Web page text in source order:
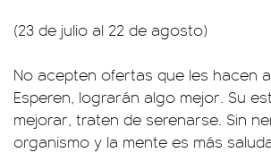
(23 de julio al 22 de agosto)
No acepten ofertas que les hacen
Esperen, lograrán algo mejor. Su
mejorar, traten de serenarse. Sin
organismo y la mente es más